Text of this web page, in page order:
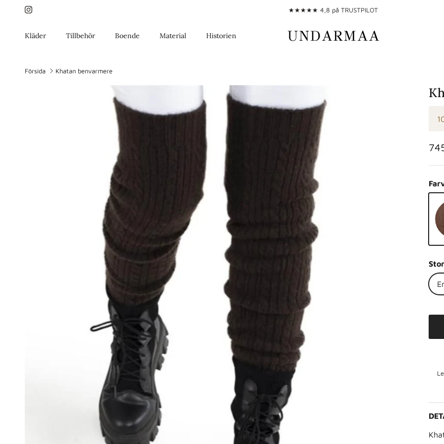
Gå till innehållet
Instagram ★★★★★ 4,8 på TRUSTPILOT
Kläder Tillbehör Boende Material Historien
Försida Khatan benvarmere